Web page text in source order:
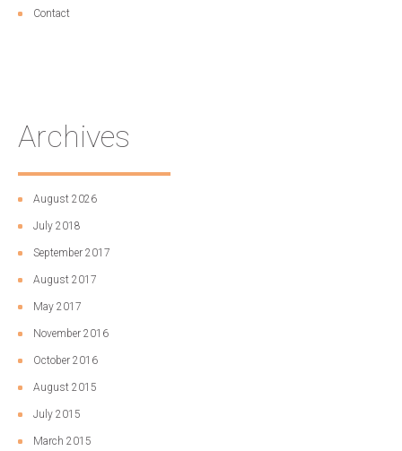
Contact
Archives
August 2026
July 2018
September 2017
August 2017
May 2017
November 2016
October 2016
August 2015
July 2015
March 2015